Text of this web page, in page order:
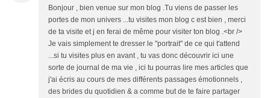
Bonjour , bien venue sur mon blog .Tu viens de passer les
portes de mon univers ...tu visites mon blog c est bien , merci
de ta visite et j en ferai de même pour visiter ton blog .<br />
Je vais simplement te dresser le "portrait" de ce qui t'attend
...si tu visites plus en avant , tu vas donc découvrir ici une
sorte de journal de ma vie , ici tu pourras lire mes articles que
j'ai écris au cours de mes différents passages émotionnels ,
des brides du quotidien & a comme but de te faire partager